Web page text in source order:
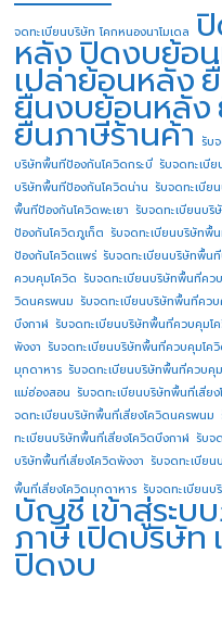
จดทะเบียนบริษัท โคกหนองนาโมเดล
หลังปิดงบย้อ
เปล่าย้อนหลัง
ยื่นงบย้อนหลัง
ยื่นภาษีร้านค้า รับ
บริษัทพื้นทีป้องกันโควิดกระบี่ รับจดทะเบี
บริษัทพื้นทีป้องกันโควิดน่าน รับจดทะเบีย
พื้นทีป้องกันโควิดพะเยา รับจดทะเบียนบ
ป้องกันโควิดภูเก็ต รับจดทะเบียนบริษัทพื้
ป้องกันโควิดแพร่ รับจดทะเบียนบริษัทพื้น
ควบคุมโควิด รับจดทะเบียนบริษัทพื้นที่คว
วิดนครพนม รับจดทะเบียนบริษัทพื้นที่คว
บึงกาฬ รับจดทะเบียนบริษัทพื้นที่ควบคุมโค
พังงา รับจดทะเบียนบริษัทพื้นที่ควบคุมโค
มุกดาหาร รับจดทะเบียนบริษัทพื้นที่ควบคุ
แม่ฮ่องสอน รับจดทะเบียนบริษัทพื้นที่เสี่ยง
จดทะเบียนบริษัทพื้นที่เสี่ยงโควิดนครพนม
ทะเบียนบริษัทพื้นที่เสี่ยงโควิดบึงกาฬ รับจ
บริษัทพื้นที่เสี่ยงโควิดพังงา รับจดทะเบีย
พื้นที่เสี่ยงโควิดมุกดาหาร รับจดทะเบียน
บัญชี เข้าสู่ระบ
ภาษีเปิดบริษัท
ปิดงบ